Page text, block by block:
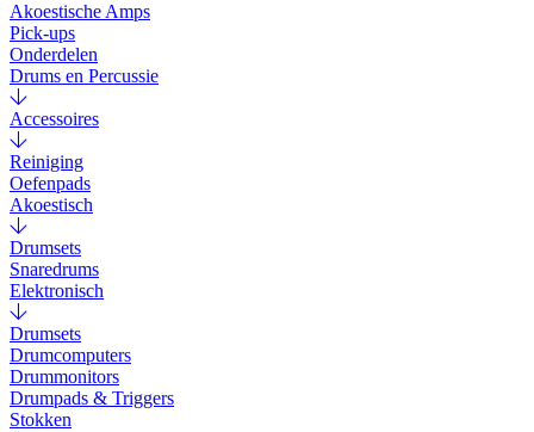
Akoestische Amps
Pick-ups
Onderdelen
Drums en Percussie
Accessoires
Reiniging
Oefenpads
Akoestisch
Drumsets
Snaredrums
Elektronisch
Drumsets
Drumcomputers
Drummonitors
Drumpads & Triggers
Stokken